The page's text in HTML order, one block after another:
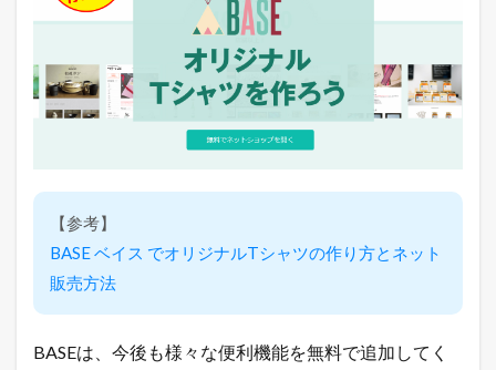
【参考】
BASE ベイス でオリジナルTシャツの作り方とネット
販売方法
BASEは、今後も様々な便利機能を無料で追加してく